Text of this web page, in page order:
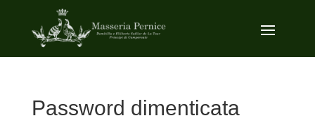
Password dimenticata